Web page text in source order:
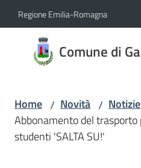
Vai al contenuto
Vai alla navigazione
Vai al footer
Regione Emilia-Romagna
Comune di
Comune
di
Amministrazione
Home / Novità / Notizie
Abbonamento del
studenti 'SALTA SU!'